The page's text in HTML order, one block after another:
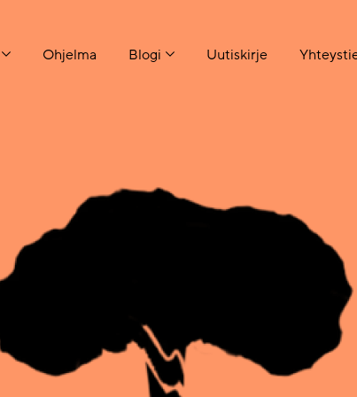
Ohjelma Blogi Uutiskirje